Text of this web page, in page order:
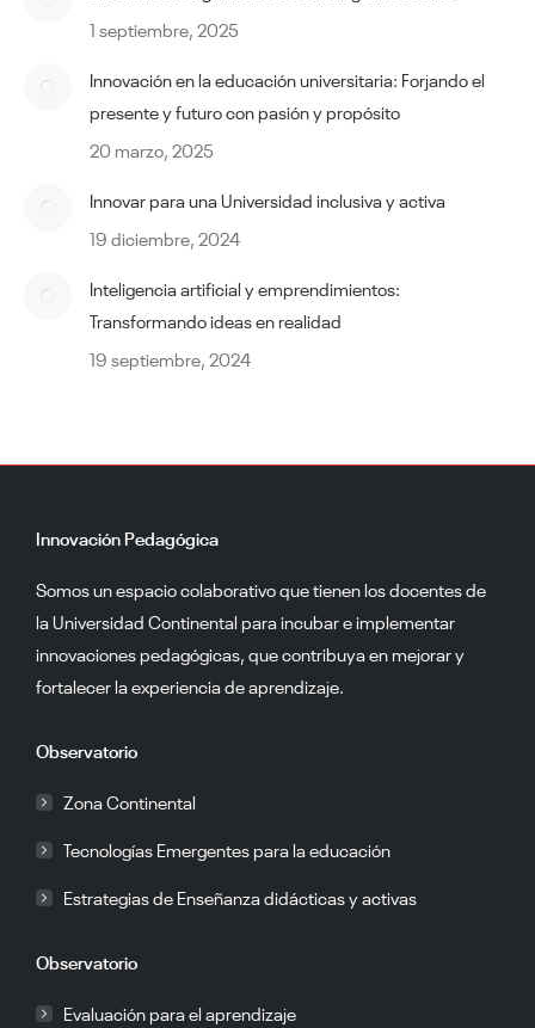
1 septiembre, 2025
Innovación en la educación universitaria: Forjando el
presente y futuro con pasión y propósito
20 marzo, 2025
Innovar para una Universidad inclusiva y activa
19 diciembre, 2024
Inteligencia artificial y emprendimientos:
Transformando ideas en realidad
19 septiembre, 2024
Innovación Pedagógica
Somos un espacio colaborativo que tienen los docentes de
la Universidad Continental para incubar e implementar
innovaciones pedagógicas, que contribuya en mejorar y
fortalecer la experiencia de aprendizaje.
Observatorio
Zona Continental
Tecnologías Emergentes para la educación
Estrategias de Enseñanza didácticas y activas
Observatorio
Evaluación para el aprendizaje